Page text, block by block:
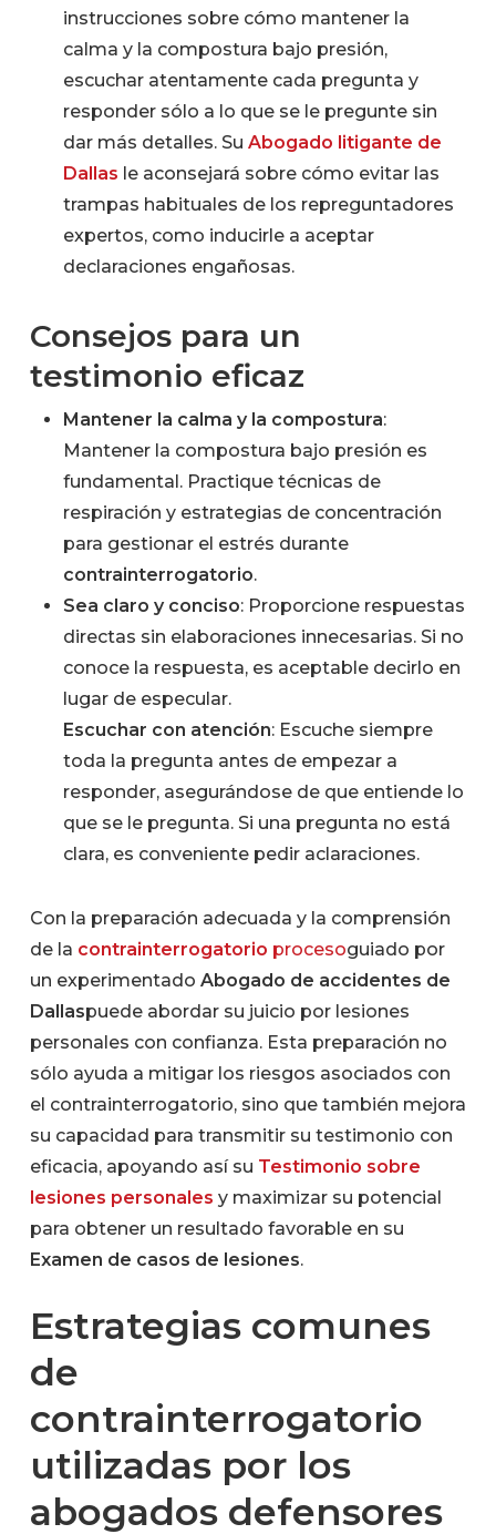
instrucciones sobre cómo mantener la
calma y la compostura bajo presión,
escuchar atentamente cada pregunta y
responder sólo a lo que se le pregunte sin
dar más detalles. Su Abogado litigante de
Dallas le aconsejará sobre cómo evitar las
trampas habituales de los repreguntadores
expertos, como inducirle a aceptar
declaraciones engañosas.
Consejos para un
testimonio eficaz
Mantener la calma y la compostura:
Mantener la compostura bajo presión es
fundamental. Practique técnicas de
respiración y estrategias de concentración
para gestionar el estrés durante
contrainterrogatorio.
Sea claro y conciso: Proporcione respuestas
directas sin elaboraciones innecesarias. Si no
conoce la respuesta, es aceptable decirlo en
lugar de especular.
Escuchar con atención: Escuche siempre
toda la pregunta antes de empezar a
responder, asegurándose de que entiende lo
que se le pregunta. Si una pregunta no está
clara, es conveniente pedir aclaraciones.
Con la preparación adecuada y la comprensión
de la contrainterrogatorio procesoguiado por
un experimentado Abogado de accidentes de
Dallaspuede abordar su juicio por lesiones
personales con confianza. Esta preparación no
sólo ayuda a mitigar los riesgos asociados con
el contrainterrogatorio, sino que también mejora
su capacidad para transmitir su testimonio con
eficacia, apoyando así su Testimonio sobre
lesiones personales y maximizar su potencial
para obtener un resultado favorable en su
Examen de casos de lesiones.
Estrategias comunes
de
contrainterrogatorio
utilizadas por los
abogados defensores